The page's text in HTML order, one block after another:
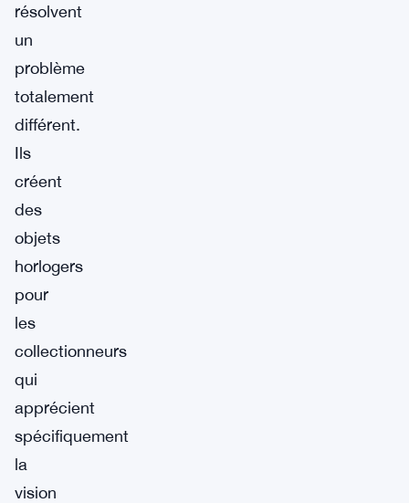
résolvent
un
problème
totalement
différent.
Ils
créent
des
objets
horlogers
pour
les
collectionneurs
qui
apprécient
spécifiquement
la
vision